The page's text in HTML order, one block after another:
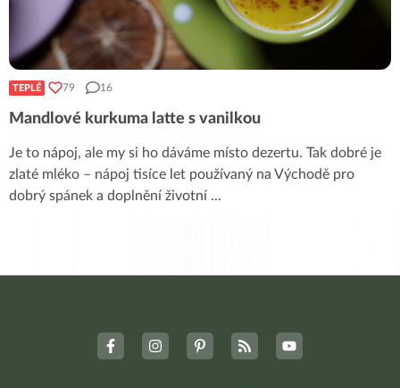
TEPLÉ 79 16
Mandlové kurkuma latte s vanilkou
Je to nápoj, ale my si ho dáváme místo dezertu. Tak dobré je
zlaté mléko – nápoj tisíce let používaný na Východě pro
dobrý spánek a doplnění životní ...